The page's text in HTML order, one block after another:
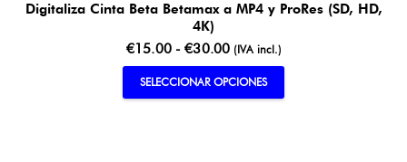
Digitaliza Cinta Beta Betamax a MP4 y ProRes (SD, HD,
4K)
€15.00 - €30.00Rango
de
(IVA incl.)
SELECCIONAR OPCIONES
producto